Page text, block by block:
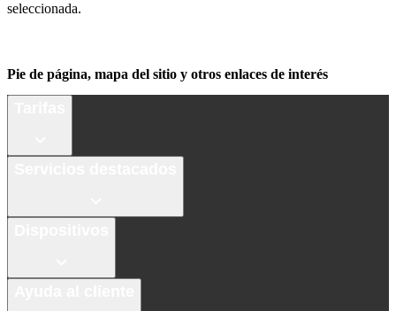
seleccionada.
Pie de página, mapa del sitio y otros enlaces de interés